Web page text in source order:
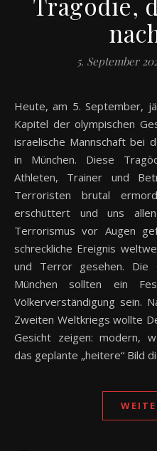
5. September
Heute, am 5. September, jährt sich eines der dunkelsten
Kapitel der olympischen
israelische Mannschaft bei
in München. Diese
Athleten, Trainer und
Terroristen brutal
erschüttert und uns
Terrorismus vor Augen
schreckliche Ereignis
und Terror gesehen. Die
München sollten ein
Völkerverständigung sein.
Zweiten Weltkriegs wollte
Gesicht zeigen: modern,
das geplante „heitere“ Bild